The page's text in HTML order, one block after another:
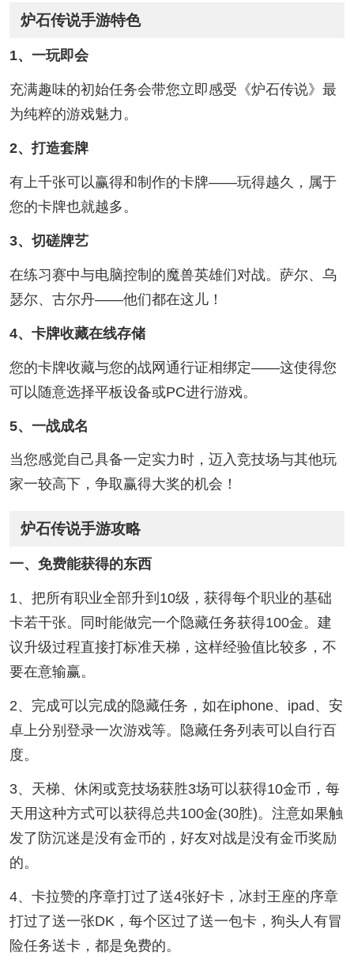
炉石传说手游特色
1、一玩即会
充满趣味的初始任务会带您立即感受《炉石传说》最
为纯粹的游戏魅力。
2、打造套牌
有上千张可以赢得和制作的卡牌——玩得越久，属于
您的卡牌也就越多。
3、切磋牌艺
在练习赛中与电脑控制的魔兽英雄们对战。萨尔、乌
瑟尔、古尔丹——他们都在这儿！
4、卡牌收藏在线存储
您的卡牌收藏与您的战网通行证相绑定——这使得您
可以随意选择平板设备或PC进行游戏。
5、一战成名
当您感觉自己具备一定实力时，迈入竞技场与其他玩
家一较高下，争取赢得大奖的机会！
炉石传说手游攻略
一、免费能获得的东西
1、把所有职业全部升到10级，获得每个职业的基础
卡若干张。同时能做完一个隐藏任务获得100金。建
议升级过程直接打标准天梯，这样经验值比较多，不
要在意输赢。
2、完成可以完成的隐藏任务，如在iphone、ipad、安
卓上分别登录一次游戏等。隐藏任务列表可以自行百
度。
3、天梯、休闲或竞技场获胜3场可以获得10金币，每
天用这种方式可以获得总共100金(30胜)。注意如果触
发了防沉迷是没有金币的，好友对战是没有金币奖励
的。
4、卡拉赞的序章打过了送4张好卡，冰封王座的序章
打过了送一张DK，每个区过了送一包卡，狗头人有冒
险任务送卡，都是免费的。